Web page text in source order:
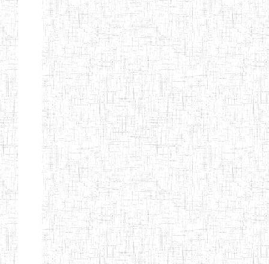
Denomination Création Type
ENIEG LES
MOINILLONS
25/09/1995 ENIEG Privé
ENPIEG
BILINGUE
MAGAWATI
10/10/2013 ENIEG Privé
ENIEG
BILINGUE
MATSIAZE
10/07/2000 ENIEG Privé
ENPIEG
BILINGUE
20/08/2015 ENIEG Privé